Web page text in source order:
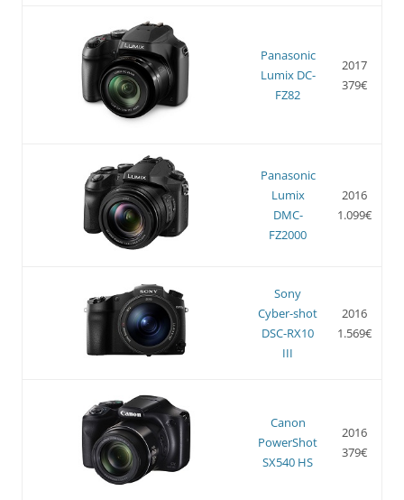
Panasonic
Lumix DC-
FZ82
2017
379€
Panasonic
Lumix
DMC-
FZ2000
2016
1.099€
Sony
Cyber-shot
DSC-RX10
III
2016
1.569€
Canon
PowerShot
SX540 HS
2016
379€